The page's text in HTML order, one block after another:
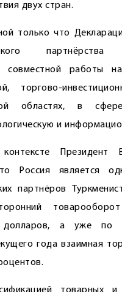
двух стран.
только что
партнёрства
совместной работы
торгово-
областях, в
и
Президент
Россия является
партнёров
долларов, а уже по
года взаимная